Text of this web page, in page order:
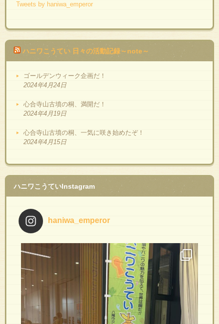
Tweets by haniwa_emperor
ハニワこうてい 日々の活動記録～note～
ゴールデンウィーク企画だ！
2024年4月24日
心合寺山古墳の桐、満開だ！
2024年4月19日
心合寺山古墳の桐、一気に咲き始めたぞ！
2024年4月15日
ハニワこうていInstagram
haniwa_emperor